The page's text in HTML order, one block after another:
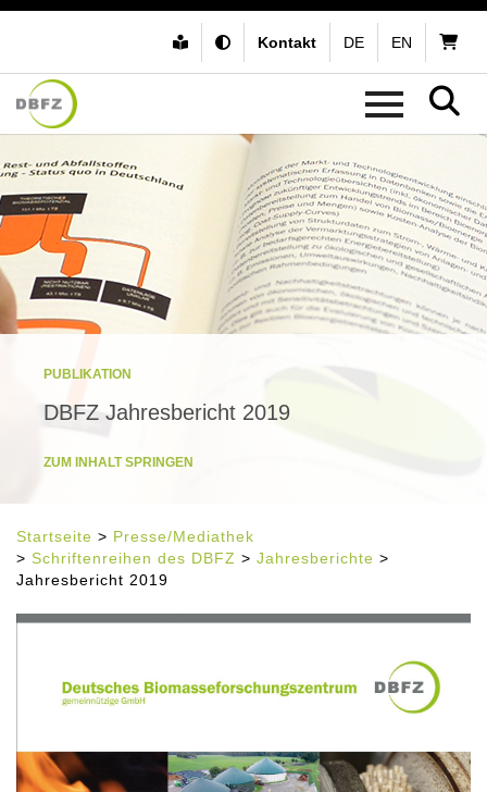
Kontakt DE EN
PUBLIKATION
DBFZ Jahresbericht 2019
ZUM INHALT SPRINGEN
Startseite > Presse/Mediathek
> Schriftenreihen des DBFZ > Jahresberichte >
Jahresbericht 2019